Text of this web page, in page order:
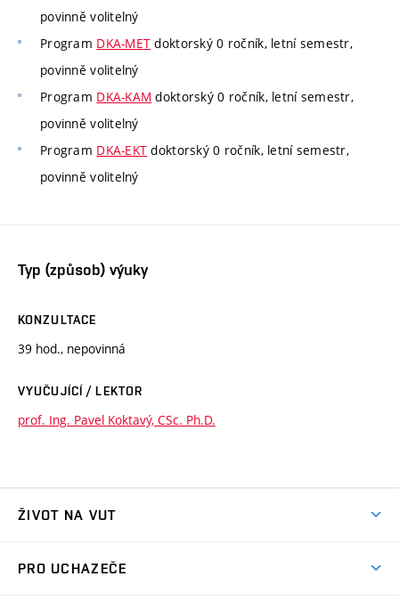
povinně volitelný
Program DKA-MET doktorský 0 ročník, letní semestr,
povinně volitelný
Program DKA-KAM doktorský 0 ročník, letní semestr,
povinně volitelný
Program DKA-EKT doktorský 0 ročník, letní semestr,
povinně volitelný
Typ (způsob) výuky
KONZULTACE
39 hod., nepovinná
VYUČUJÍCÍ / LEKTOR
prof. Ing. Pavel Koktavý, CSc. Ph.D.
ŽIVOT NA VUT
PRO UCHAZEČE